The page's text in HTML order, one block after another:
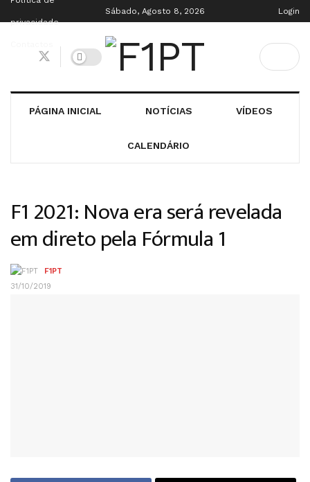
privacidade
Sábado, Agosto 8, 2026 Login
PÁGINA INICIAL NOTÍCIAS VÍDEOS
CALENDÁRIO
F1 2021: Nova era será revelada
em direto pela Fórmula 1
F1PT
31/10/2019